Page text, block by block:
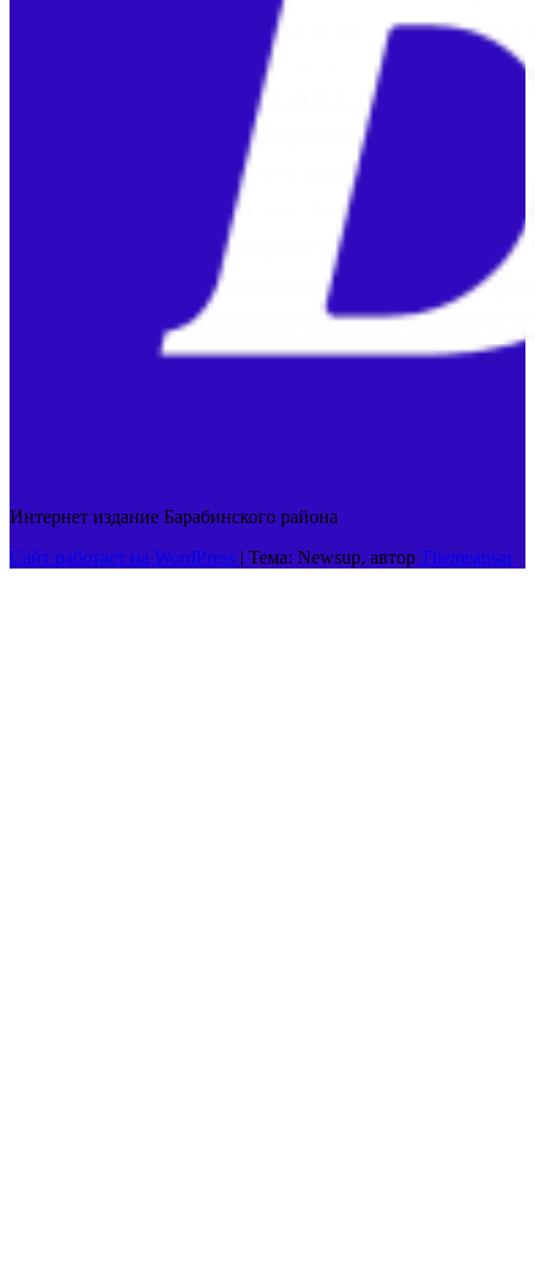
Интернет издание Барабинского района
Сайт работает на WordPress | Тема: Newsup, автор Themeansar